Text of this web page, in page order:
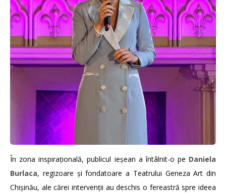
În zona inspirațională, publicul ieșean a întâlnit-o pe Daniela
Burlaca, regizoare și fondatoare a Teatrului Geneza Art din
Chișinău, ale cărei intervenții au deschis o fereastră spre ideea